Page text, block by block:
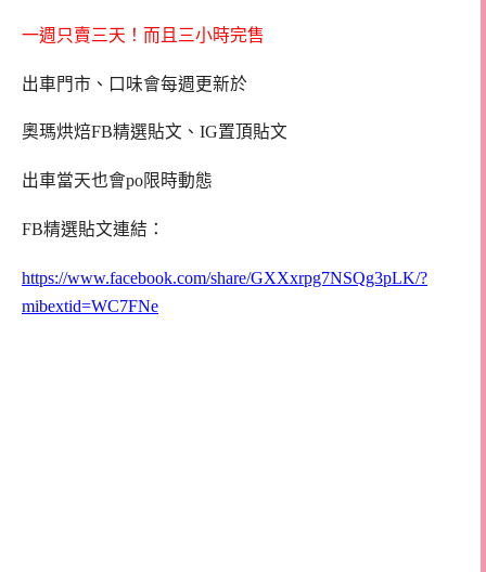
一週只賣三天！而且三小時完售
出車門市、口味會每週更新於
奧瑪烘焙FB精選貼文、IG置頂貼文
出車當天也會po限時動態
FB精選貼文連結：
https://www.facebook.com/share/GXXxrpg7NSQg3pLK/?
mibextid=WC7FNe